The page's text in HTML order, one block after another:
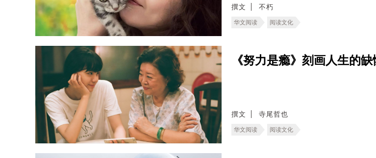
撰文 不朽
华文阅读 阅读文化
《努力是瘾》刻画人生的
撰文 寺尾哲也
华文阅读 阅读文化